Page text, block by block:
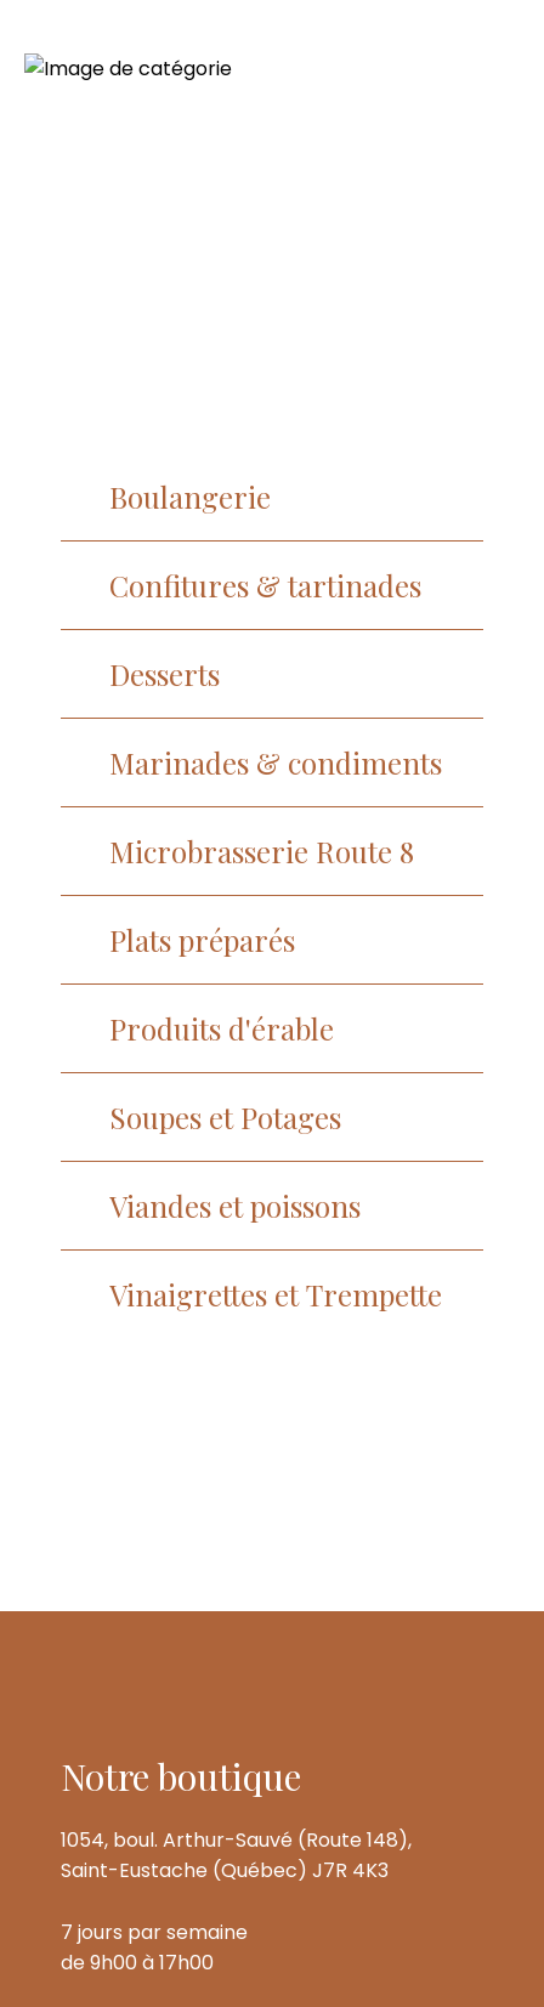
Boulangerie
Confitures & tartinades
Desserts
Marinades & condiments
Microbrasserie Route 8
Plats préparés
Produits d'érable
Soupes et Potages
Viandes et poissons
Vinaigrettes et Trempette
Notre boutique
1054, boul. Arthur-Sauvé (Route 148),
Saint-Eustache (Québec) J7R 4K3
7 jours par semaine
de 9h00 à 17h00